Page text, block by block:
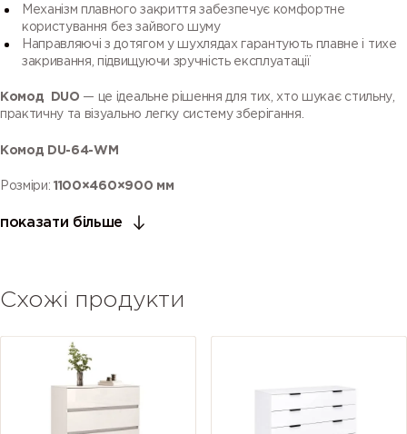
Механізм плавного закриття забезпечує комфортне
користування без зайвого шуму
Направляючі з дотягом у шухлядах гарантують плавне і тихе
закривання, підвищуючи зручність експлуатації
Комод DUO — це ідеальне рішення для тих, хто шукає стильну,
практичну та візуально легку систему зберігання.
Комод DU-64-WM
Розміри: 1100×460×900 мм
показати більше
Схожі продукти